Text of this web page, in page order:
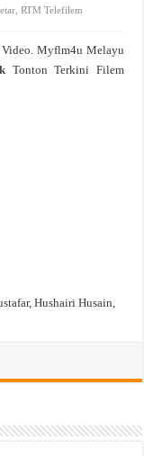
,RTM Telefilem
Myflm4u Melayu
Tonton Terkini Filem
Hushairi Husain,